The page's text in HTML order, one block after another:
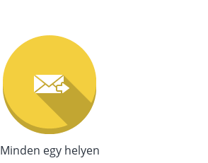
Minden egy helyen